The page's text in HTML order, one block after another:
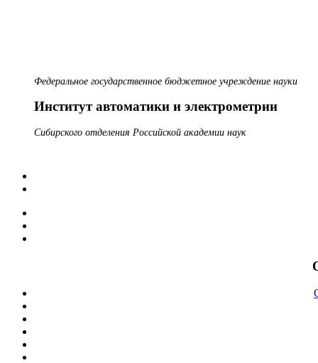
Федеральное государственное бюджетное учреждение науки
Институт автоматики и электрометрии
Сибирского отделения Российской академии наук